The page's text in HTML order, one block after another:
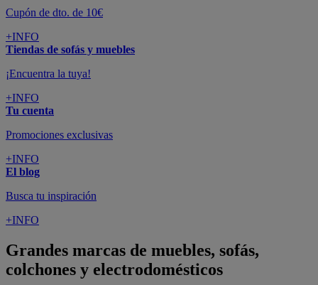
Cupón de dto. de 10€
+INFO
Tiendas de sofás y muebles
¡Encuentra la tuya!
+INFO
Tu cuenta
Promociones exclusivas
+INFO
El blog
Busca tu inspiración
+INFO
Grandes marcas de muebles, sofás,
colchones y electrodomésticos